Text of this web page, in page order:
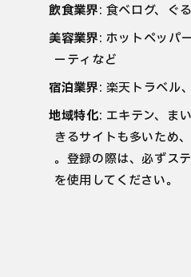
飲食業界: 食べログ、ぐ
美容業界: ホットペッパ
ーティなど
宿泊業界: 楽天トラベル
地域特化: エキテン、ま
きるサイトも多いため
。登録の際は、必ずス
を使用してください。